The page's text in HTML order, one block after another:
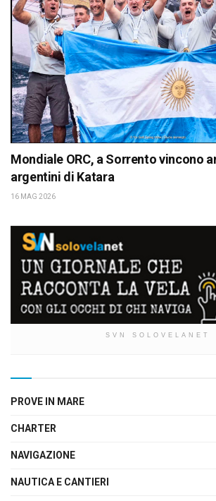
Mondiale ORC, a Sorrento vincono
argentini di Katara
16 MAG 2026
SVN SOLOVELANET
PROVE IN MARE
CHARTER
NAVIGAZIONE
NAUTICA E CANTIERI